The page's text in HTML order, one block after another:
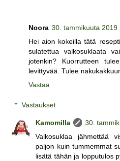
Noora 30. tammikuuta 2019
Hei aion kokeilla tätä
sulatettua valkosuklaata
jotenkin? Kuorrutteen
levittyvää. Tulee
Vastaa
Vastaukset
Kamomilla
30.
Valkosuklaa jähmettää
paljon kuin tummemmat
lisätä tähän ja lopputulos